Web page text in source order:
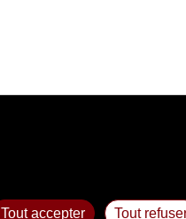
Tout accepter Tout